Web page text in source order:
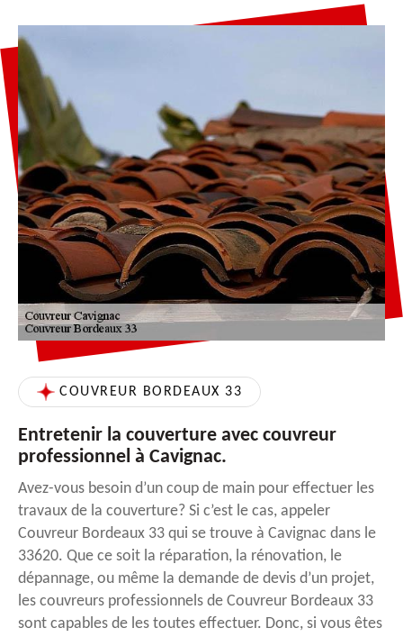
COUVREUR BORDEAUX 33
Entretenir la couverture avec couvreur
professionnel à Cavignac.
Avez-vous besoin d’un coup de main pour effectuer les
travaux de la couverture? Si c’est le cas, appeler
Couvreur Bordeaux 33 qui se trouve à Cavignac dans le
33620. Que ce soit la réparation, la rénovation, le
dépannage, ou même la demande de devis d’un projet,
les couvreurs professionnels de Couvreur Bordeaux 33
sont capables de les toutes effectuer. Donc, si vous êtes